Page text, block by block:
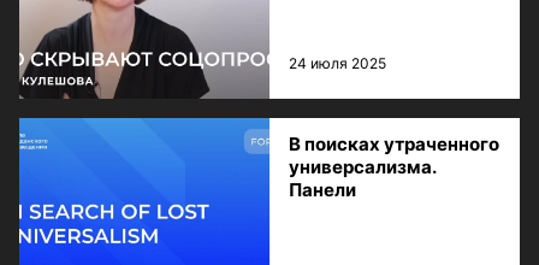
24 июля 2025
В поисках утраченного
универсализма.
Панели